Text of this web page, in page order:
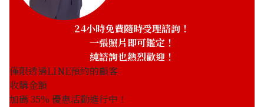
24小時免費隨時受理諮詢！
一張照片即可鑑定！
純諮詢也熱烈歡迎！
僅限透過LINE預約的顧客
收購金額
加碼35% 優惠活動進行中！